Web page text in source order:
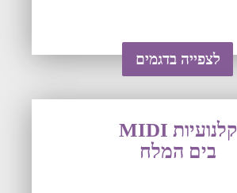
לצפייה בדגמים
קלנועיות MIDI
בים המלח